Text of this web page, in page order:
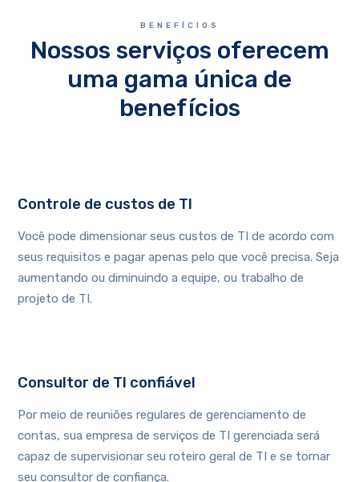
BENEFÍCIOS
Nossos serviços oferecem
uma gama única de
benefícios
Controle de custos de TI
Você pode dimensionar seus custos de TI de acordo com
seus requisitos e pagar apenas pelo que você precisa. Seja
aumentando ou diminuindo a equipe, ou trabalho de
projeto de TI.
Consultor de TI confiável
Por meio de reuniões regulares de gerenciamento de
contas, sua empresa de serviços de TI gerenciada será
capaz de supervisionar seu roteiro geral de TI e se tornar
seu consultor de confiança.